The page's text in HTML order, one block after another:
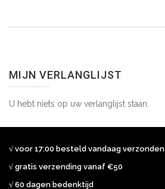
MIJN VERLANGLIJST
U hebt niets op uw verlanglijst staan.
√ voor 17:00 besteld vandaag verzonden
√ gratis verzending vanaf €50
√ 60 dagen bedenktijd